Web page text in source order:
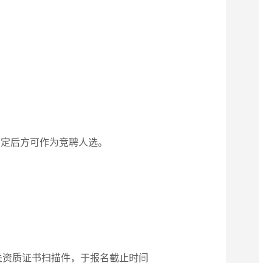
后方可作为竞聘人选。
质证书扫描件，于报名截止时间